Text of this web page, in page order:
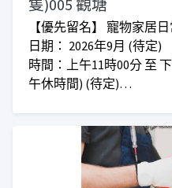
隻)005 觀塘
【優先留名】 寵物家居
日期： 2026年9月 (待定)
時間：上午11時00分 至
午休時間) (待定)
收費： 正價$1,000
***學員無需帶同自己寵
***仁愛堂員工可享額外